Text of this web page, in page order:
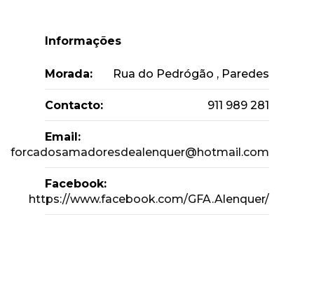
Informações
Morada: Rua do Pedrógão , Paredes
Contacto: 911 989 281
Email:
forcadosamadoresdealenquer@hotmail.com
Facebook:
https://www.facebook.com/GFA.Alenquer/